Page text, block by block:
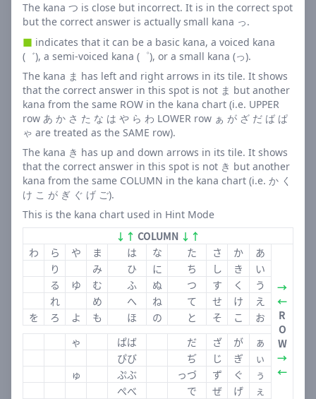
なぜ「ことのはたんご」が人気なの
か？
学習と娯楽の融合: 楽しみながら日本語力を向上させら
れる理想的なツールです。
毎日の挑戦: 日替わりの単語で、継続的な学習意欲を維
持できます。
幅広い単語: 名詞、動詞、形容詞など、様々な品詞の単
語が出題されます。
コミュニティ感: 結果をSNSで共有することで、友人や
他のプレイヤーと一緒に楽しめます。
アクセシビリティ: スマートフォンやPCから簡単にア
クセスでき、いつでもどこでも遊べます。
「ことのはたんご」で語彙力アッ
プ！
「ことのはたんご」は単なるゲームではありません。日本
語の美しさと複雑さを探求する旅です。毎日新しい単語に
出会い、その意味や用法を学ぶことで、あなたの日本語力
は確実に向上していきます。
「ことのはたんご」を通じて、次のような効果が期待でき
The kana つ is close but incorrect. It is in the correct spot
but the correct answer is actually small kana っ.
■ indicates that it can be a basic kana, a voiced kana
(゛), a semi-voiced kana (゜), or a small kana (っ).
The kana ま has left and right arrows in its tile. It shows
that the correct answer in this spot is not ま but another
kana from the same ROW in the kana chart (i.e. UPPER
row あ か さ た な は や ら わ LOWER row ぁ が ざ だ ば ぱ
ゃ are treated as the SAME row).
The kana き has up and down arrows in its tile. It shows
that the correct answer in this spot is not き but another
kana from the same COLUMN in the kana chart (i.e. か く
け こ が ぎ ぐ げ ご).
This is the kana chart used in Hint Mode
↓↑ COLUMN ↓↑
わ
ら や ま は な た さ か あ
→
←
R
O
W
→
←
り み ひ に ち し き
い
る
ゆ む ふ ぬ つ す く
う
れ
め へ ね て せ け
え
を
ろ よ も ほ の と そ こ
お
ゃ
ぱば だ ざ が
ぁ
ぴび
ぢ じ ぎ
ぃ
ゅ
ぷぶ っづ ず ぐ
ぅ
ぺべ
で ぜ げ
ぇ